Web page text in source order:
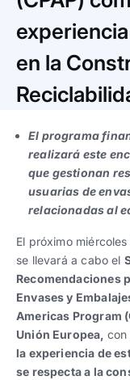
Trabaja con
Ver todo
Ver todas
Ver todas
progresivos
Ver todos
en la
El programa
realizará este
que gestionan
usuarias de
relacionadas al
El próximo
se llevará a cabo el
Recomendaciones
Envases y
Americas Program
Unión Europea, con
la experiencia de
se respecta a la